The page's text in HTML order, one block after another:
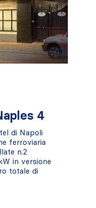
4
di Napoli
ferroviaria
n.2
in versione
totale di